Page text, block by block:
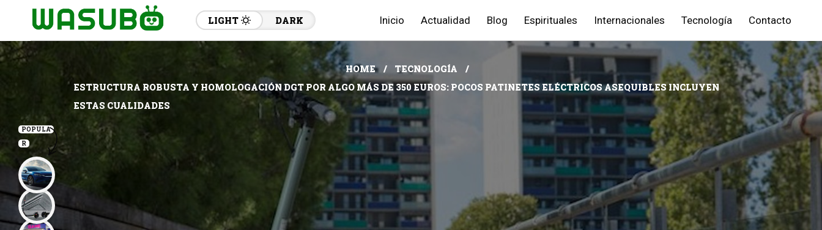
LIGHT DARK Inicio Actualidad Blog Espirituales Internacionales Tecnología Contacto
HOME
TECNOLOGÍA
ESTRUCTURA ROBUSTA Y HOMOLOGACIÓN DGT POR ALGO MÁS DE 350 EUROS: POCOS PATINETES ELÉCTRICOS ASEQUIBLES INCLUYEN
ESTAS CUALIDADES
POPULA
R